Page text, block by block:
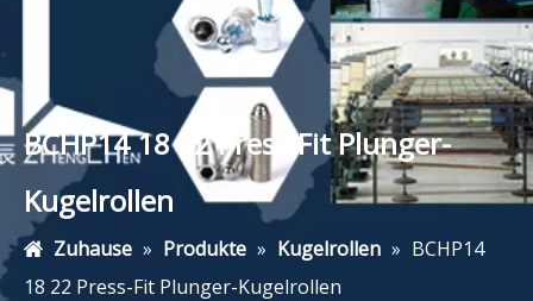
BCHP14 18 22 Press-Fit Plunger-
Kugelrollen
Zuhause » Produkte » Kugelrollen » BCHP14
18 22 Press-Fit Plunger-Kugelrollen